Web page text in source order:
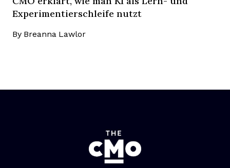
Experimentierschleife nutzt
By Breanna Lawlor